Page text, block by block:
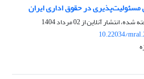
در حقوق اداری ایران
شده، انتشار آنلاین از02 مرداد 1404
10.22034/